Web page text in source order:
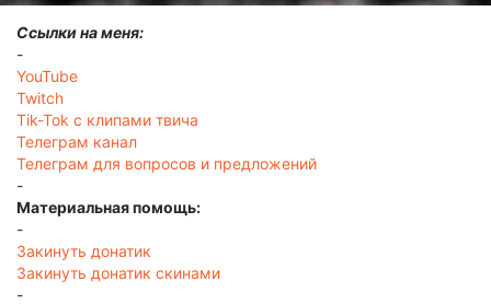
Ссылки на меня:
-
YouTube
Twitch
Tik-Tok с клипами твича
Телеграм канал
Телеграм для вопросов и предложений
-
Материальная помощь:
-
Закинуть донатик
Закинуть донатик скинами
-